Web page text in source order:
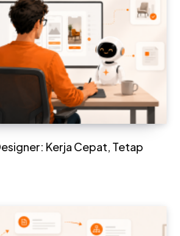
Kerja Cepat, Tetap